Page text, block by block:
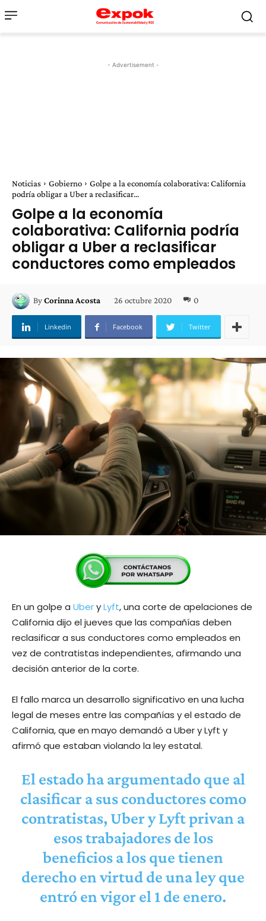
- Advertisement -
Noticias Gobierno
Golpe a la economía colaborativa: California
podría obligar a Uber a reclasificar...
Golpe a la economía
colaborativa: California podría
obligar a Uber a reclasificar
conductores como empleados
ByCorinna Acosta 26 octubre 2020 0
Linkedin Facebook Twitter
En un golpe a UberyLyft, una corte de apelaciones de
California dijo el jueves que las compañías deben
reclasificar a sus conductores como empleados en
vez de contratistas independientes, afirmando una
decisión anterior de la corte.
El fallo marca un desarrollo significativo en una lucha
legal de meses entre las compañías y el estado de
California, que en mayo demandó a Uber y Lyft y
afirmó que estaban violando la ley estatal.
El estado ha argumentado que al
clasificar a sus conductores como
contratistas, Uber y Lyft privan a
esos trabajadores de los
beneficios a los que tienen
derecho en virtud de una ley que
entró en vigor el 1 de enero.